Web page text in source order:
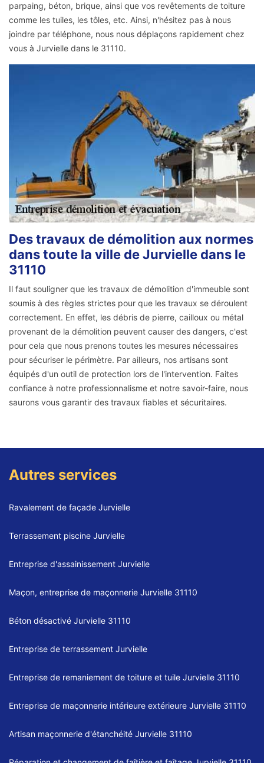
parpaing, béton, brique, ainsi que vos revêtements de toiture
comme les tuiles, les tôles, etc. Ainsi, n'hésitez pas à nous
joindre par téléphone, nous nous déplaçons rapidement chez
vous à Jurvielle dans le 31110.
Des travaux de démolition aux normes
dans toute la ville de Jurvielle dans le
31110
Il faut souligner que les travaux de démolition d'immeuble sont
soumis à des règles strictes pour que les travaux se déroulent
correctement. En effet, les débris de pierre, cailloux ou métal
provenant de la démolition peuvent causer des dangers, c'est
pour cela que nous prenons toutes les mesures nécessaires
pour sécuriser le périmètre. Par ailleurs, nos artisans sont
équipés d'un outil de protection lors de l'intervention. Faites
confiance à notre professionnalisme et notre savoir-faire, nous
saurons vous garantir des travaux fiables et sécuritaires.
Autres services
Ravalement de façade Jurvielle
Terrassement piscine Jurvielle
Entreprise d'assainissement Jurvielle
Maçon, entreprise de maçonnerie Jurvielle 31110
Béton désactivé Jurvielle 31110
Entreprise de terrassement Jurvielle
Entreprise de remaniement de toiture et tuile Jurvielle 31110
Entreprise de maçonnerie intérieure extérieure Jurvielle 31110
Artisan maçonnerie d'étanchéité Jurvielle 31110